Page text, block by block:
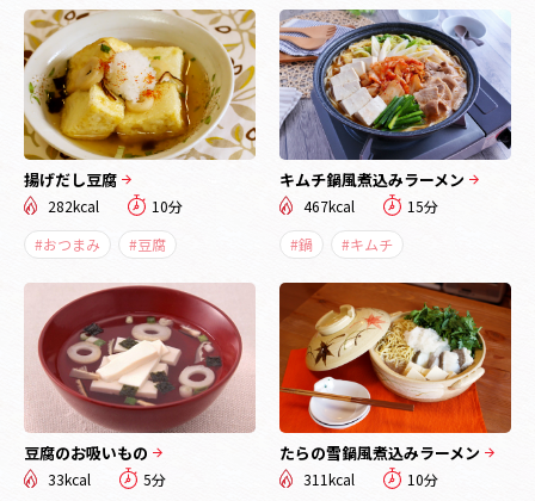
揚げだし豆腐
282kcal
10分
#おつまみ
#豆腐
キムチ鍋風煮込みラーメン
467kcal
15分
#鍋
#キムチ
豆腐のお吸いもの
33kcal 5分
たらの雪鍋風煮込みラーメン
311kcal 10分